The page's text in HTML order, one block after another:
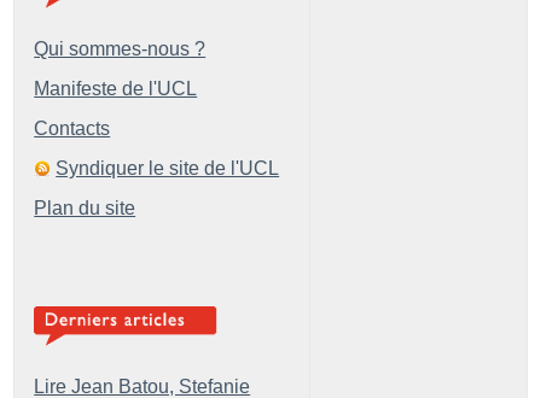
Qui sommes-nous ?
Manifeste de l'UCL
Contacts
Syndiquer le site de l'UCL
Plan du site
Lire Jean Batou, Stefanie